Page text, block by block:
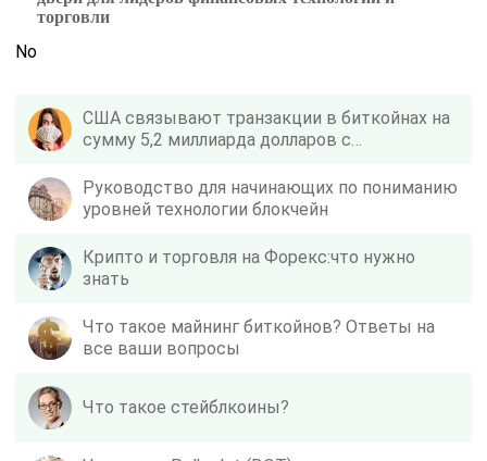
торговли
No
США связывают транзакции в биткойнах на
сумму 5,2 миллиарда долларов с
Руководство для начинающих по пониманию
уровней технологии блокчейн
Крипто и торговля на Форекс:что нужно
знать
Что такое майнинг биткойнов? Ответы на
все ваши вопросы
Что такое стейблкоины?